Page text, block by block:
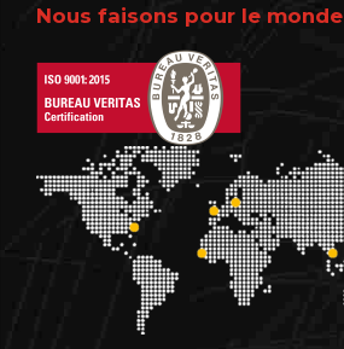
Nous faisons pour le monde